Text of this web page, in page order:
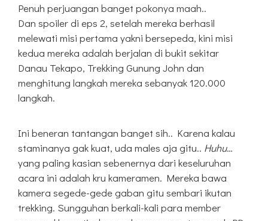
Penuh perjuangan banget pokonya maah..
Dan spoiler di eps 2, setelah mereka berhasil
melewati misi pertama yakni bersepeda, kini misi
kedua mereka adalah berjalan di bukit sekitar
Danau Tekapo, Trekking Gunung John dan
menghitung langkah mereka sebanyak 120.000
langkah.
Ini beneran tantangan banget sih.. Karena kalau
staminanya gak kuat, uda males aja gitu.. Huhu…
yang paling kasian sebenernya dari keseluruhan
acara ini adalah kru kameramen. Mereka bawa
kamera segede-gede gaban gitu sembari ikutan
trekking. Sungguhan berkali-kali para member